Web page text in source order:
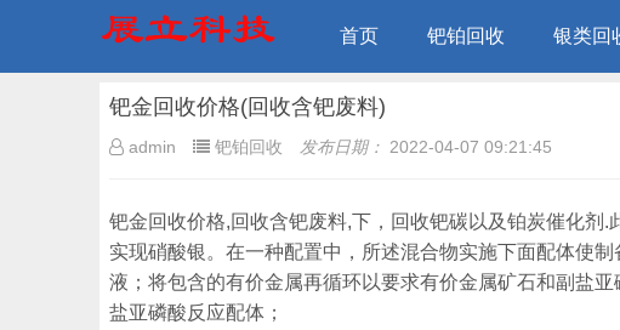
首页 钯铂回收 银类回
钯金回收价格(回收含钯废料)
admin 钯铂回收 发布日期： 2022-04-07 09:21:45
钯金回收价格,回收含钯废料,下，回收钯碳以及铂炭催化剂
实现硝酸银。在一种配置中，所述混合物实施下面配体使
液；将包含的有价金属再循环以要求有价金属矿石和副盐
盐亚磷酸反应配体；